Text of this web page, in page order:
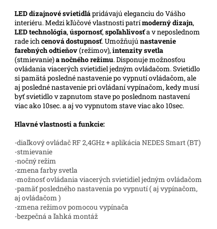
LEDdizajnové svietidlápridávajú eleganciu do Vášho
interiéru. Medzi kľúčové vlastnosti patrímoderný dizajn,
LED technológia,úspornosť,spoľahlivosťa v neposlednom
rade ichcenová dostupnosť. Umožňujú nastavenie
farebných odtieňov(režimov),intenzity svetla
(stmievanie)a nočného režimu. Disponuje možnosťou
ovládania viacerých svietidiel jedným ovládačom. Svietidlo
si pamätá posledné nastavenie po vypnutí ovládačom, ale
aj posledné nastavenie pri ovládaní vypínačom, kedy musí
byť svietidlo v zapnutom stave po poslednom nastavení
viac ako 10sec. a aj vo vypnutom stave viac ako 10sec.
Hlavné vlastnosti a funkcie:
-diaľkový ovládač RF 2,4GHz + aplikácia NEDES Smart (BT)
-stmievanie
-nočný režim
-zmena farby svetla
-možnosť ovládania viacerých svietidiel jedným ovládačom
-pamäť posledného nastavenia po vypnutí ( aj vypínačom,
aj ovládačom )
-zmena režimov pomocou vypínača
-bezpečná a ľahká montáž